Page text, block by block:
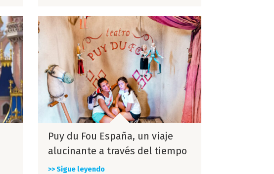
Puy du Fou España, un viaje
alucinante a través del tiempo
>> Sigue leyendo